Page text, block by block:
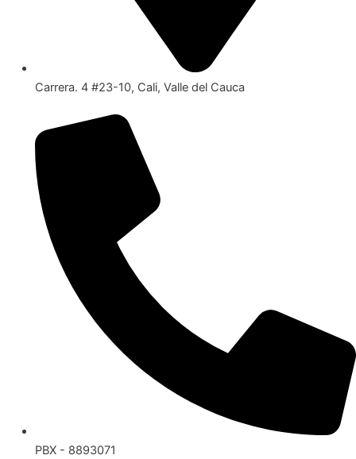
Carrera. 4 #23-10, Cali, Valle del Cauca
PBX - 8893071